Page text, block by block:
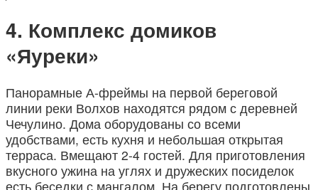
Комплекс домиков
«Яуреки»
Панорамные А-фреймы на первой береговой
линии реки Волхов находятся рядом с деревней
Чечулино. Дома оборудованы со всеми
удобствами, есть кухня и небольшая открытая
терраса. Вмещают 2-4 гостей. Для приготовления
вкусного ужина на углях и дружеских посиделок
есть беседки с мангалом. На берегу подготовлены